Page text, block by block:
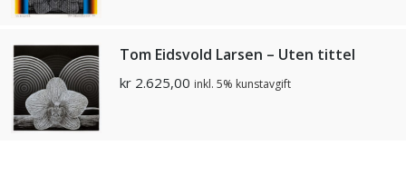
Tom Eidsvold Larsen – Uten tittel
kr 2.625,00 inkl. 5% kunstavgift